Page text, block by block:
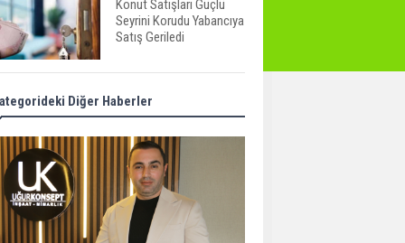
Konut Satışları Güçlü
Seyrini Korudu Yabancıya
Satış Geriledi
ABD'de İnşaat
Harcamaları Geriledi
Tercih Döneminde
Barınma Telaşı Başladı
Diğer Haberler